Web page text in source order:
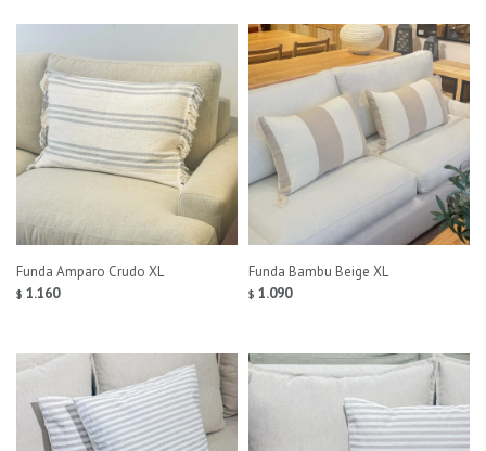
Funda Amparo Crudo XL
$ 1.160
Funda Bambu Beige XL
$ 1.090